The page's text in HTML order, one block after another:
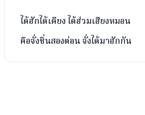
ได้ฮักได้เคียง ได้ฮ่วมเฮียงหมอน
คือจั่งซิ่นสองต่อน จั่งได้มาฮักกัน